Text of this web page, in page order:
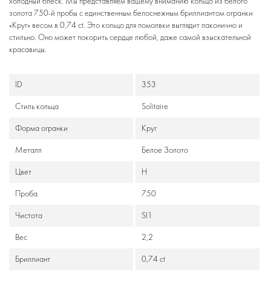
золота 750-й пробы с единственным белоснежным бриллиантом огранки
«Круг» весом в 0,74 ct. Это кольцо для помолвки выглядит лаконично и
стильно. Оно может покорить сердце любой, даже самой взыскательной
красавицы.
ID 353
Стиль кольца Solitaire
Формa огранки Круг
Металл Белое Золото
Цвет H
Проба 750
Чистота SI1
Вес 2,2
Бриллиант 0,74 ct